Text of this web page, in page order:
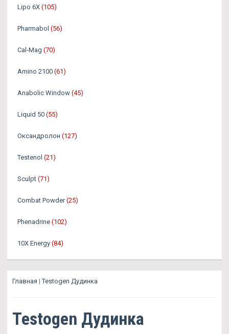
Lipo 6X (105)
Pharmabol (56)
Cal-Mag (70)
Amino 2100 (61)
Anabolic Window (45)
Liquid 50 (55)
Оксандролон (127)
Testenol (21)
Sculpt (71)
Combat Powder (25)
Phenadrine (102)
10X Energy (84)
Главная |Testogen Дудинка
Testogen Дудинка